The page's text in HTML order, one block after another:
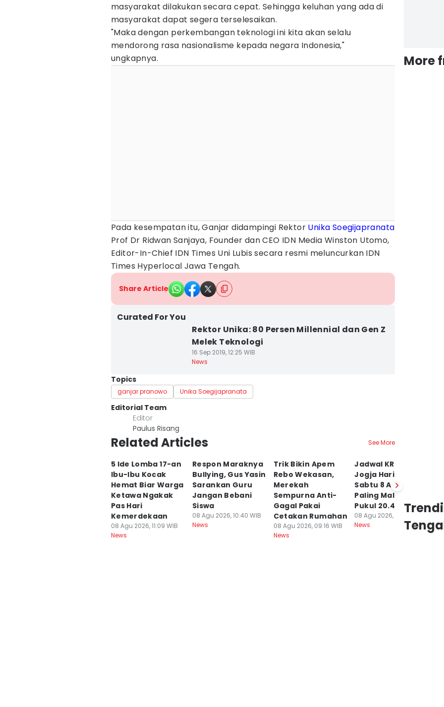
masyarakat dilakukan secara cepat. Sehingga keluhan yang ada di
masyarakat dapat segera terselesaikan.
"Maka dengan perkembangan teknologi ini kita akan selalu
mendorong rasa nasionalisme kepada negara Indonesia,"
ungkapnya.
Pada kesempatan itu, Ganjar didampingi Rektor Unika Soegijapranata
Prof Dr Ridwan Sanjaya, Founder dan CEO IDN Media Winston Utomo,
Editor-In-Chief IDN Times Uni Lubis secara resmi meluncurkan IDN
Times Hyperlocal Jawa Tengah.
Share Article
Curated For You
Rektor Unika: 80 Persen Millennial dan Gen Z
Melek Teknologi
16 Sep 2019, 12:25 WIB
News
Topics
ganjar pranowo Unika Soegijapranata
Editorial Team
Editor
Paulus Risang
Related Articles See More
5 Ide Lomba 17-an
Ibu-Ibu Kocak
Hemat Biar Warga
Ketawa Ngakak
Pas Hari
Kemerdekaan
08 Agu 2026, 11:09 WIB
News
Respon Maraknya
Bullying, Gus Yasin
Sarankan Guru
Jangan Bebani
Siswa
08 Agu 2026, 10:40 WIB
News
Trik Bikin Apem
Rebo Wekasan,
Merekah
Sempurna Anti-
Gagal Pakai
Cetakan Rumahan
08 Agu 2026, 09:16 WIB
News
Jadwal KRL Solo-
Jogja Hari Ini
Sabtu 8 Agustus,
Paling Malam
Pukul 20.42
08 Agu 2026, 08:49 WIB
News
More